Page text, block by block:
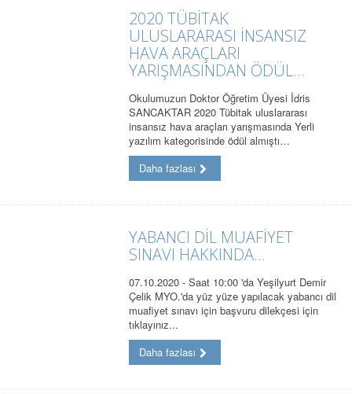
2020 TÜBİTAK
ULUSLARARASI İNSANSIZ
HAVA ARAÇLARI
YARIŞMASINDAN ÖDÜL...
Okulumuzun Doktor Öğretim Üyesi İdris
SANCAKTAR 2020 Tübitak uluslararası
insansız hava araçları yarışmasında Yerli
yazılım kategorisinde ödül almıştı…
Daha fazlası
YABANCI DİL MUAFİYET
SINAVI HAKKINDA…
07.10.2020 - Saat 10:00 'da Yeşilyurt Demir
Çelik MYO.'da yüz yüze yapılacak yabancı dil
muafiyet sınavı için başvuru dilekçesi için
tıklayınız...
Daha fazlası